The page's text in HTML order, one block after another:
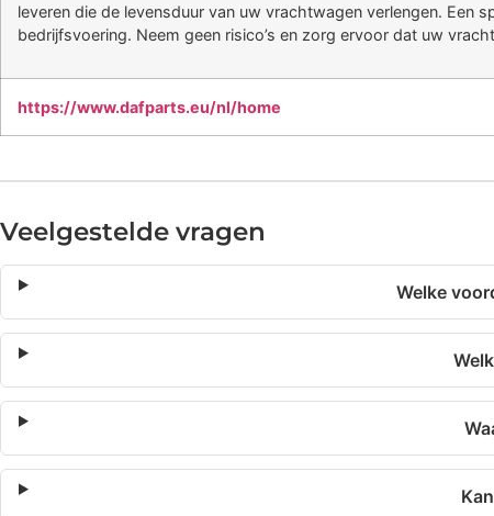
leveren die de levensduur van uw vrachtwagen verlengen.
bedrijfsvoering. Neem geen risico’s en zorg ervoor dat uw
https://www.dafparts.eu/nl/home
Veelgestelde vragen
Welke